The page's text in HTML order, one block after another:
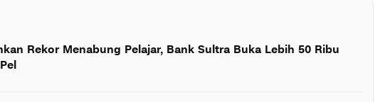
Rekor Menabung Pelajar, Bank Sultra Buka Lebih 50 Ribu